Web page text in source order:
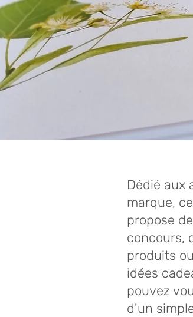
Dédié aux
marque,
propose
concours,
produits
idées
pouvez
d'un